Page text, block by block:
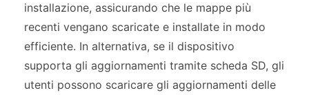
installazione, assicurando che le mappe più
recenti vengano scaricate e installate in modo
efficiente. In alternativa, se il dispositivo
supporta gli aggiornamenti tramite scheda SD, gli
utenti possono scaricare gli aggiornamenti delle